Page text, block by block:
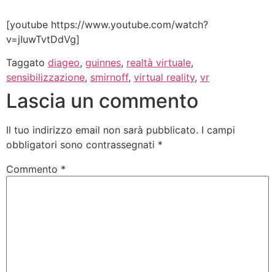
[youtube https://www.youtube.com/watch?
v=jIuwTvtDdVg]
Taggato diageo, guinnes, realtà virtuale,
sensibilizzazione, smirnoff, virtual reality, vr
Lascia un commento
Il tuo indirizzo email non sarà pubblicato. I campi
obbligatori sono contrassegnati *
Commento *